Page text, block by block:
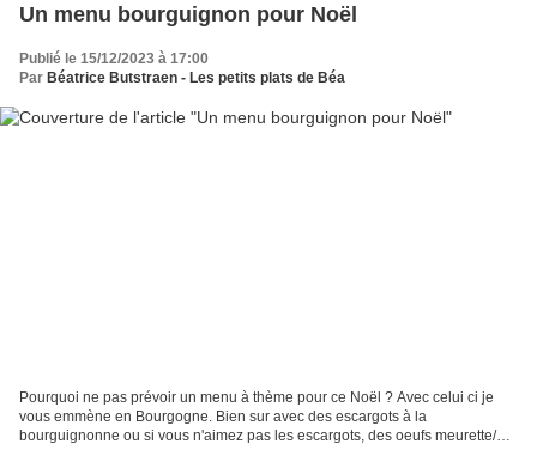
Un menu bourguignon pour Noël
Publié le 15/12/2023 à 17:00
Par Béatrice Butstraen - Les petits plats de Béa
Pourquoi ne pas prévoir un menu à thème pour ce Noël ? Avec celui ci je
vous emmène en Bourgogne. Bien sur avec des escargots à la
bourguignonne ou si vous n'aimez pas les escargots, des oeufs meurette/